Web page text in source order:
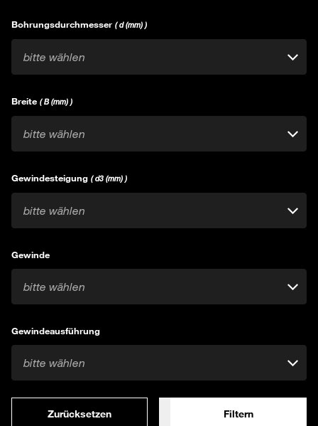
Bohrungsdurchmesser ( d (mm) )
bitte wählen
Breite ( B (mm) )
bitte wählen
Gewindesteigung ( d3 (mm) )
bitte wählen
Gewinde
bitte wählen
Gewindeausführung
bitte wählen
Zurücksetzen Filtern